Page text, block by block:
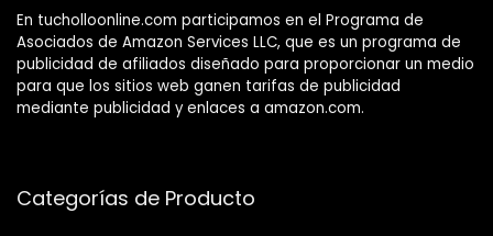
En tucholloonline.com participamos en el Programa de
Asociados de Amazon Services LLC, que es un programa de
publicidad de afiliados diseñado para proporcionar un medio
para que los sitios web ganen tarifas de publicidad
mediante publicidad y enlaces a amazon.com.
Categorías de Producto